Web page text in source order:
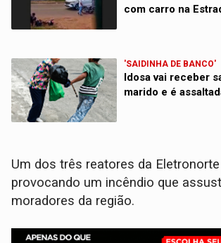
com carro na
'SAIDINHA DE BANCO'
Idosa vai receber
marido e é
Um dos três reatores da
provocando um incêndio que
moradores da região.